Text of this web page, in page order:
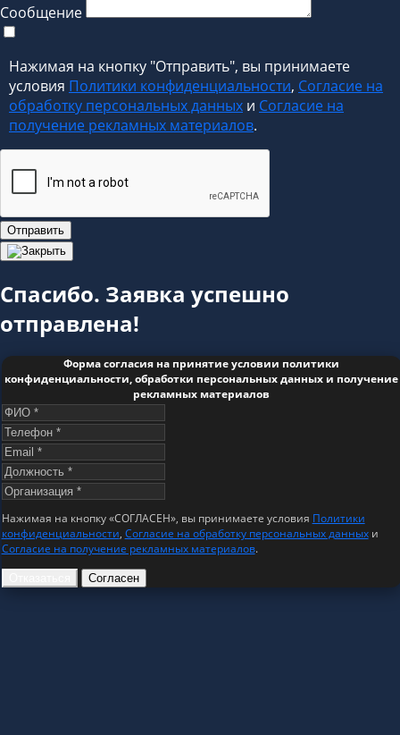
Сообщение
Нажимая на кнопку "Отправить", вы принимаете
условия Политики конфиденциальности, Согласие на
обработку персональных данных и Согласие на
получение рекламных материалов.
Отправить
Спасибо. Заявка успешно
отправлена!
Форма согласия на принятие условии политики
конфиденциальности, обработки персональных данных и получение
рекламных материалов
Нажимая на кнопку «СОГЛАСЕН», вы принимаете условия Политики
конфиденциальности, Согласие на обработку персональных данныхи
Согласие на получение рекламных материалов.
Согласен